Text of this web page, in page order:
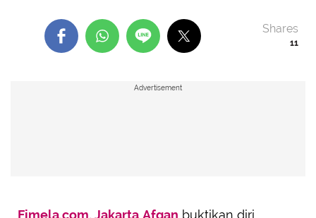
11
Shares
Advertisement
Fimela.com, Jakarta Afgan buktikan diri